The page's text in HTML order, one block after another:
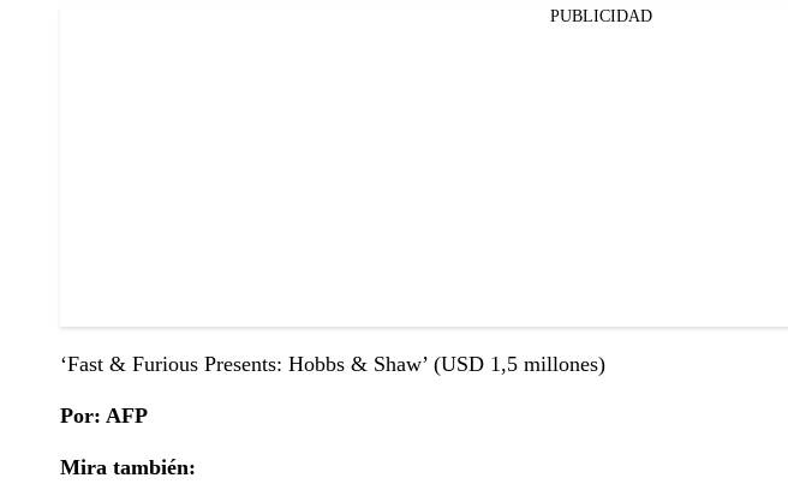
PUBLICIDAD
‘Fast & Furious Presents: Hobbs & Shaw’ (USD 1,5 millones)
Por: AFP
Mira también: